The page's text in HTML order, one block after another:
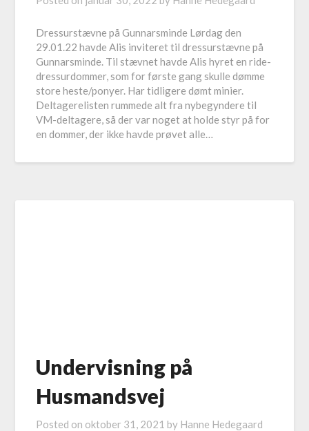
Dressurstævne på Gunnarsminde Lørdag den
29.01.22 havde Alis inviteret til dressurstævne på
Gunnarsminde. Til stævnet havde Alis hyret en ride-
dressurdommer, som for første gang skulle dømme
store heste/ponyer. Har tidligere dømt minier.
Deltagerelisten rummede alt fra nybegyndere til
VM-deltagere, så der var noget at holde styr på for
en dommer, der ikke havde prøvet alle…
Undervisning på
Husmandsvej
Posted on oktober 31, 2021 by Hanne Hedegaard